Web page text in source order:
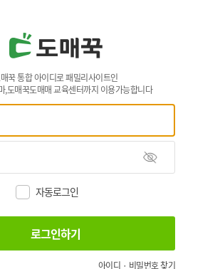
꾹 통합 아이디로 패밀리사이트인
,도매꾹도매매 교육센터까지 이용가능합니다
자동로그인
아이디 · 비밀번호 찾기